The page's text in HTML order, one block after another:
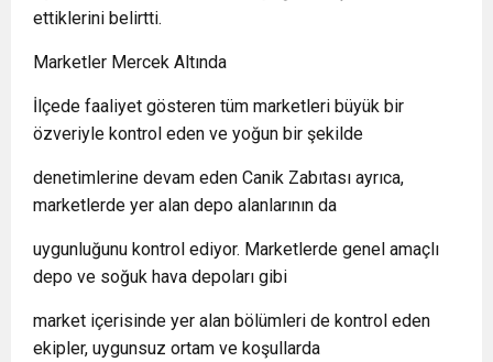
ettiklerini belirtti.
Marketler Mercek Altında
İlçede faaliyet gösteren tüm marketleri büyük bir
özveriyle kontrol eden ve yoğun bir şekilde
denetimlerine devam eden Canik Zabıtası ayrıca,
marketlerde yer alan depo alanlarının da
uygunluğunu kontrol ediyor. Marketlerde genel amaçlı
depo ve soğuk hava depoları gibi
market içerisinde yer alan bölümleri de kontrol eden
ekipler, uygunsuz ortam ve koşullarda